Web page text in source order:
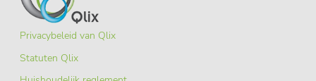
Privacybeleid van Qlix
Statuten Qlix